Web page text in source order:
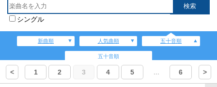
シングル
新曲順 人気曲順 五十音順
五十音順
< 1 2 3 4 5 ... 6 >